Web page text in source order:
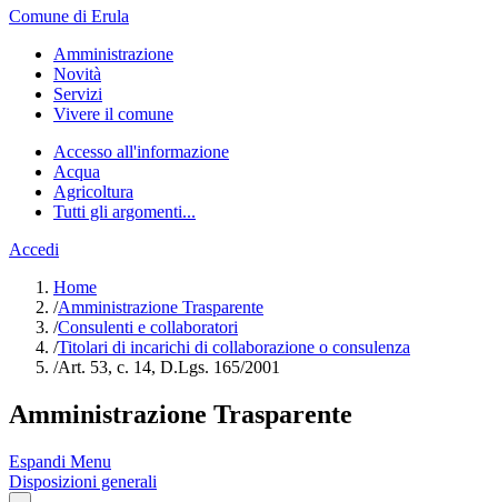
Comune di Erula
Amministrazione
Novità
Servizi
Vivere il comune
Accesso all'informazione
Acqua
Agricoltura
Tutti gli argomenti...
Accedi
Home
/Amministrazione Trasparente
/Consulenti e collaboratori
/Titolari di incarichi di collaborazione o consulenza
/Art. 53, c. 14, D.Lgs. 165/2001
Amministrazione Trasparente
Espandi Menu
Disposizioni generali